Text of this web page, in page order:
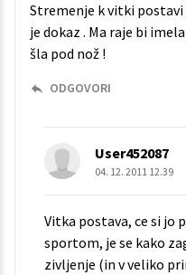
Stremenje k vitki postavi
je dokaz . Ma raje bi
šla pod nož !
ODGOVORI
User452087
04. 12. 2011 12.39
Vitka postava, ce si jo
sportom, je se kako
zivljenje (in v veliko